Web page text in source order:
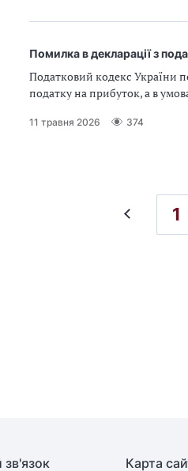
Помилка в декларації з
Податковий кодекс України
податку на прибуток, а в
11 травня 2026 374
1
зв'язок Карта